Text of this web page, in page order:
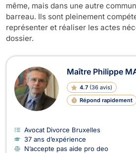
même, mais dans une autre
barreau. Ils sont pleinement
représenter et réaliser les actes
dossier.
Maître Philippe
4.7 (36 avis)
Répond rapidement
Avocat Divorce Bruxelles
37 ans d’expérience
N’accepte pas aide pro deo